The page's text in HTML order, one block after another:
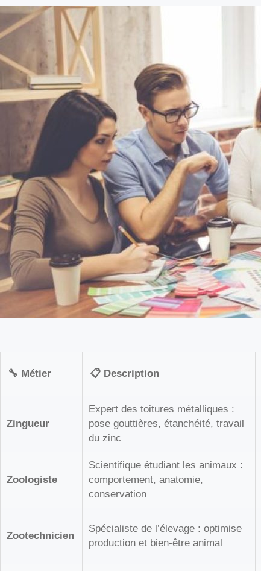
🔧 Métier 📋 Description
Zingueur
Expert des toitures métalliques :
pose gouttières, étanchéité, travail
du zinc
Zoologiste
Scientifique étudiant les animaux :
comportement, anatomie,
conservation
Zootechnicien
Spécialiste de l’élevage : optimise
production et bien-être animal